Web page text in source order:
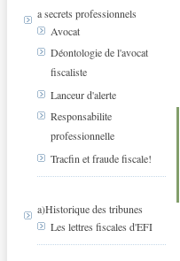
a secrets professionnels
Avocat
Déontologie de l'avocat
fiscaliste
Lanceur d'alerte
Responsabilite
professionnelle
Tracfin et fraude fiscale!
a)Historique des tribunes
Les lettres fiscales d'EFI